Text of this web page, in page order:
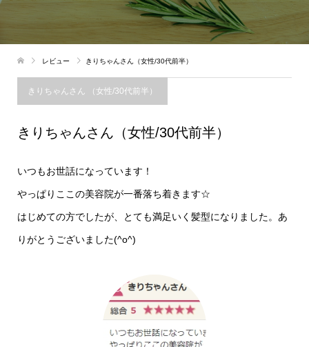
レビュー きりちゃんさん（女性/30代前半）
きりちゃんさん （女性/30代前半）
きりちゃんさん（女性/30代前半）
いつもお世話になっています！
やっぱりここの美容院が一番落ち着きます☆
はじめての方でしたが、とても満足いく髪型になりました。あ
りがとうございました(^o^)